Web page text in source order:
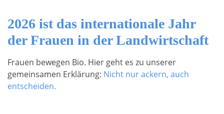
2026 ist das internationale Jahr
der Frauen in der Landwirtschaft
Frauen bewegen Bio. Hier geht es zu unserer
gemeinsamen Erklärung: Nicht nur ackern, auch
entscheiden.